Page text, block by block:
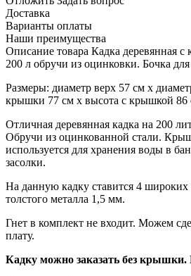
Доставка
Варианты оплаты
Наши преимущества
Описание товара Кадка деревянная
200 л обручи из оцинковки. Бочка
Размеры: диаметр верх 57 см х
крышки 77 см х высота с крышкой 86
Отличная деревянная кадка на 200
Обручи из оцинкованной стали.
используется для хранения воды в
засолки.
На данную кадку ставится 4
толстого металла 1,5 мм.
Гнет в комплект не входит. Можем
плату.
Кадку можно заказать без крышки.